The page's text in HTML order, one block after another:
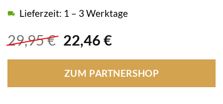
29,95€ Ursprünglicher
war:
29,95 €
22,46 €Aktueller
ist:
22,46 €.
Lieferzeit: 1 – 3 Werktage
ZUM PARTNERSHOP